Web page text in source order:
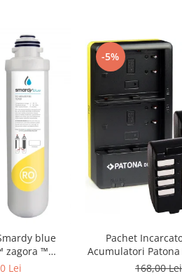
blue
zagora ™
luni
Lei
-5%
Pachet
Acumulatori Patona
Panasonic Lumix
168,00